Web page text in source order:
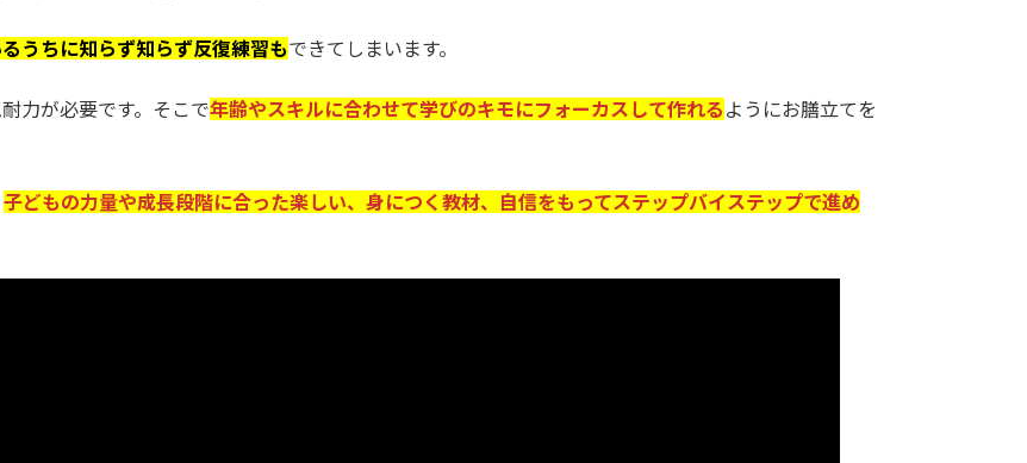
うちに知らず知らず反復練習もできてしまいます。
力が必要です。そこで年齢やスキルに合わせて学びのキモにフォーカスして作れる ようにお膳立てを
子どもの力量や成長段階に合った楽しい、身につく教材、自信をもってステップバイステップで進め